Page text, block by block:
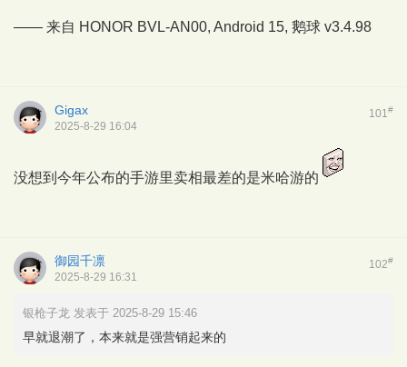
—— 来自 HONOR BVL-AN00, Android 15, 鹅球 v3.4.98
101#
Gigax
2025-8-29 16:04
没想到今年公布的手游里卖相最差的是米哈游的
102#
御园千凛
2025-8-29 16:31
银枪子龙 发表于 2025-8-29 15:46
早就退潮了，本来就是强营销起来的